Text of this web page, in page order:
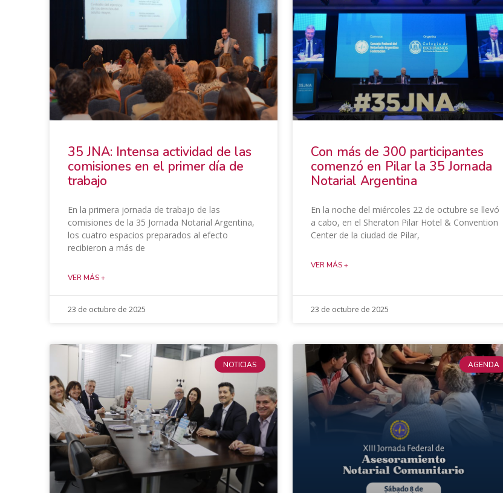
​35 JNA: Intensa actividad de las
comisiones en el primer día de
trabajo
En la primera jornada de trabajo de las
comisiones de la 35 Jornada Notarial Argentina,
los cuatro espacios preparados al efecto
recibieron a más de
VER MÁS +
23 de octubre de 2025
​Con más de 300 participantes
comenzó en Pilar la 35 Jornada
Notarial Argentina
En la noche del miércoles 22 de octubre se llevó
a cabo, en el Sheraton Pilar Hotel & Convention
Center de la ciudad de Pilar,
VER MÁS +
23 de octubre de 2025
NOTICIAS AGENDA